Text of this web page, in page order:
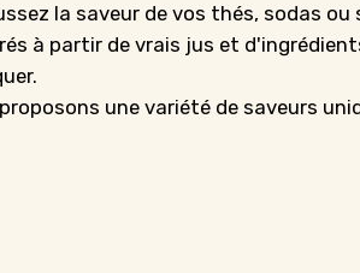
la saveur de vos thés, sodas
à partir de vrais jus et
une variété de saveurs